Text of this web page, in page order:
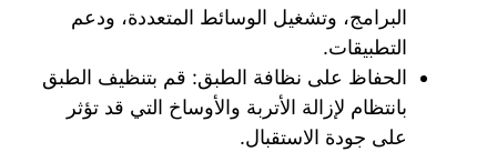
البرامج، وتشغيل الوسائط المتعددة، ودعم
التطبيقات.
الحفاظ على نظافة الطبق: قم بتنظيف الطبق
بانتظام لإزالة الأتربة والأوساخ التي قد تؤثر
على جودة الاستقبال.